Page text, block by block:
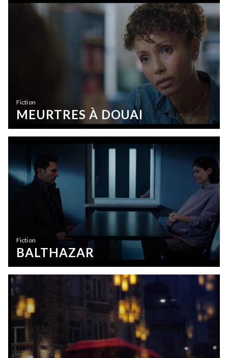
Fiction
MEURTRES À DOUAI
Fiction
BALTHAZAR